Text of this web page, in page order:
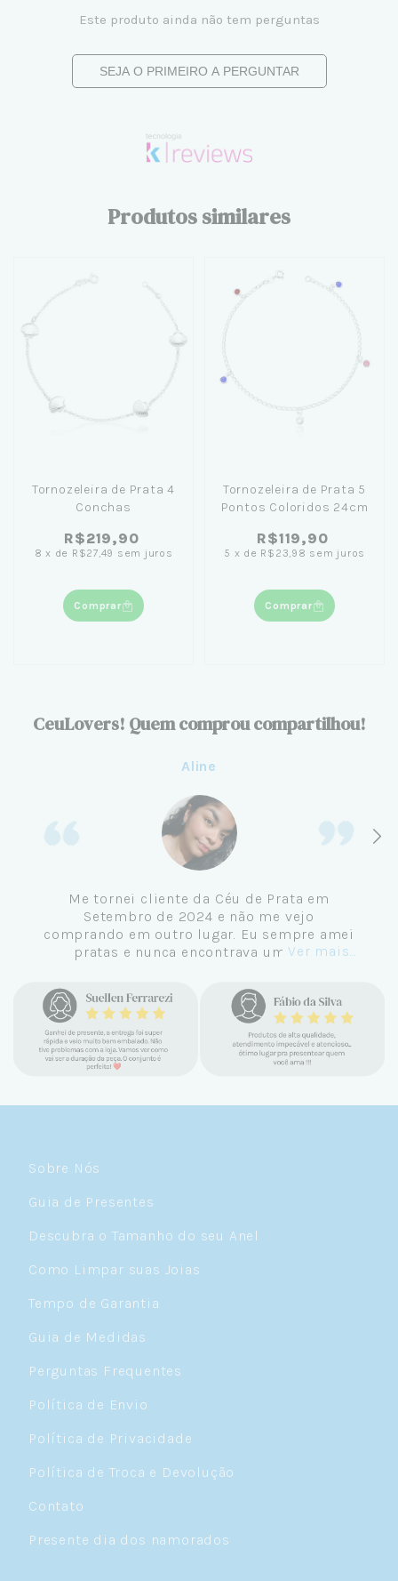
Este produto ainda não tem perguntas
SEJA O PRIMEIRO A PERGUNTAR
Produtos similares
Tornozeleira de Prata 4
Conchas
R$219,90
8 x de R$27,49 sem juros
Comprar
Tornozeleira de Prata 5
Pontos Coloridos 24cm
R$119,90
5 x de R$23,98 sem juros
Comprar
CeuLovers! Quem comprou compartilhou!
Aline
Me tornei cliente da Céu de Prata em
Setembro de 2024 e não me vejo
comprando em outro lugar. Eu sempre amei
pratas e nunca encontrava uma loja
encontrar a Céu. Atendimento
personalizado, verdadeiras jóias prata 925,
mimos e brindes incríveis. Virei cliente fiel
e amo demais as pratas que são lindas, tem
um brilho incrível e preço super justo. Fora
Ver mais...
Sobre Nós
Guia de Presentes
Descubra o Tamanho do seu Anel
Como Limpar suas Joias
Tempo de Garantia
Guia de Medidas
Perguntas Frequentes
Política de Envio
Política de Privacidade
Política de Troca e Devolução
Contato
Presente dia dos namorados